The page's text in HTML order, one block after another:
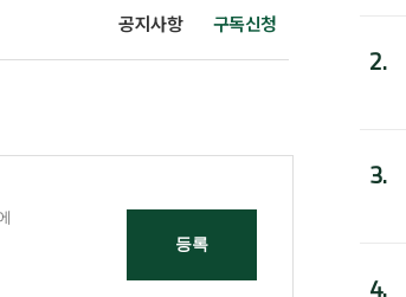
공지사항 구독신청
2.
3.
4.